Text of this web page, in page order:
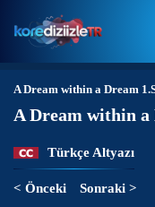
A Dream within a Dream
A Dream within a
Türkçe Altyazı
< Önceki Sonraki >